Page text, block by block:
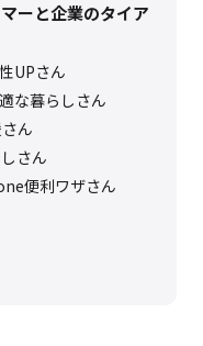
ーと企業のタイア
UPさん
な暮らしさん
ん
さん
便利ワザさん